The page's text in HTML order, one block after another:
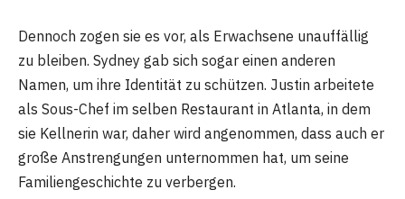
Dennoch zogen sie es vor, als Erwachsene unauffällig
zu bleiben. Sydney gab sich sogar einen anderen
Namen, um ihre Identität zu schützen. Justin arbeitete
als Sous-Chef im selben Restaurant in Atlanta, in dem
sie Kellnerin war, daher wird angenommen, dass auch er
große Anstrengungen unternommen hat, um seine
Familiengeschichte zu verbergen.